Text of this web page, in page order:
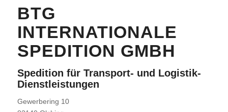
BTG
INTERNATIONALE
SPEDITION GMBH
Spedition für Transport- und Logistik-
Dienstleistungen
Gewerbering 10